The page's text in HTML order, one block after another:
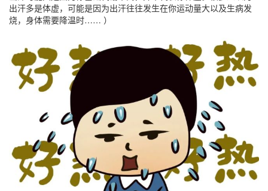
出汗多是体虚，可能是因为出汗往往发生在你运动量大以及生病发
烧，身体需要降温时…… ）